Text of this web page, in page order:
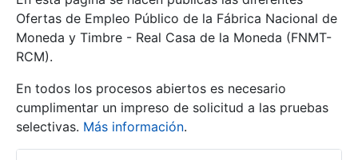
Mostrar/Ocultar
Ofertas de Empleo Público de la Fábrica Nacional de
Moneda y Timbre - Real Casa de la Moneda (FNMT-
RCM).
En todos los procesos abiertos es necesario
cumplimentar un impreso de solicitud a las pruebas
selectivas. Más información.